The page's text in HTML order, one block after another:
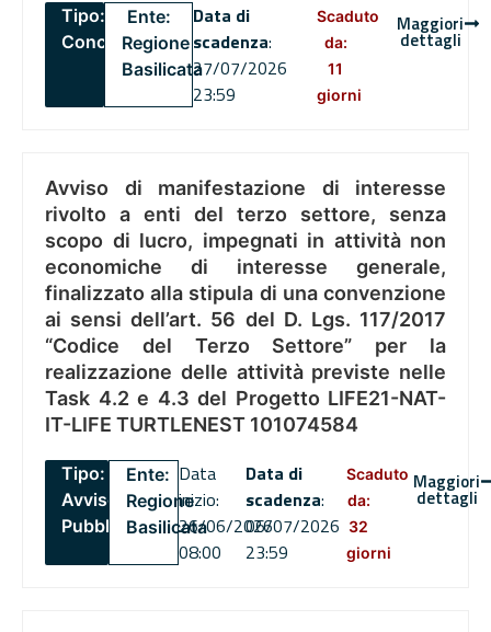
Tipo:
Concorsi
Ente:
Regione
Basilicata
Data di
scadenza:
27/07/2026
23:59
Scaduto
da:
11
giorni
Maggiori
dettagli
Avviso di manifestazione di interesse
rivolto a enti del terzo settore, senza
scopo di lucro, impegnati in attività non
economiche di interesse generale,
finalizzato alla stipula di una convenzione
ai sensi dell’art. 56 del D. Lgs. 117/2017
“Codice del Terzo Settore” per la
realizzazione delle attività previste nelle
Task 4.2 e 4.3 del Progetto LIFE21-NAT-
IT-LIFE TURTLENEST 101074584
Tipo:
Avviso
Pubblico
Ente:
Regione
Basilicata
Data
inizio:
26/06/2026
08:00
Data di
scadenza:
06/07/2026
23:59
Scaduto
da:
32
giorni
Maggiori
dettagli